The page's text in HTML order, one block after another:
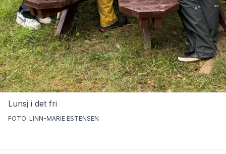
Lunsj i det fri
FOTO: LINN-MARIE ESTENSEN